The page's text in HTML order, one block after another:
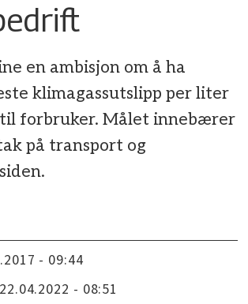
en ambisjon om å ha
klimagassutslipp per liter
forbruker. Målet innebærer
på transport og
- 09:44
22.04.2022 - 08:51